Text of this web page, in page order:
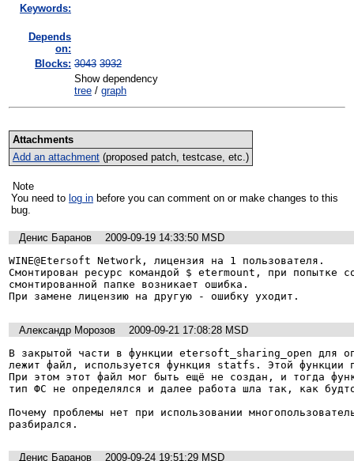
Keywords:
Depends
on:
Blocks: 3043 3932
Show dependency
tree / graph
Attachments
Add an attachment(proposed patch, testcase, etc.)
Note
You need to log in
bug.
Денис Баранов
2009-09-19 14:33:50 MSD
WINE@Etersoft Network, лицензия на 1 пользователя.
Смонтирован ресурс командой $ etermount, при попытке
смонтированной папке возникает ошибка.
При замене лицензию на другую - ошибку уходит.
Александр Морозов
2009-09-21 17:08:28 MSD
В закрытой части в функции etersoft_sharing_open для
лежит файл, используется функция statfs. Этой функции
При этом этот файл мог быть ещё не создан, и тогда
тип ФС не определялся и далее работа шла так, как
Почему проблемы нет при использовании
Денис Баранов
2009-09-24 19:51:29 MSD